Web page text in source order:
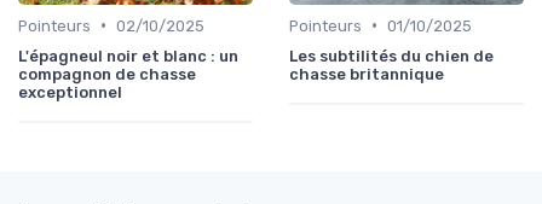
Pointeurs • 02/10/2025
L'épagneul noir et blanc : un
compagnon de chasse
exceptionnel
Pointeurs • 01/10/2025
Les subtilités du chien de
chasse britannique